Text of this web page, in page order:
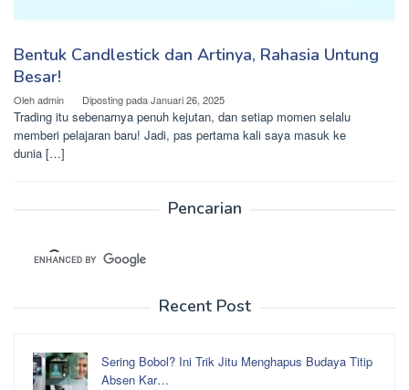
Bentuk Candlestick dan Artinya, Rahasia Untung
Besar!
Olehadmin Diposting padaJanuari 26, 2025
Trading itu sebenarnya penuh kejutan, dan setiap momen selalu
memberi pelajaran baru! Jadi, pas pertama kali saya masuk ke
dunia […]
Pencarian
Recent Post
Sering Bobol? Ini Trik Jitu Menghapus Budaya Titip
Absen Kar…